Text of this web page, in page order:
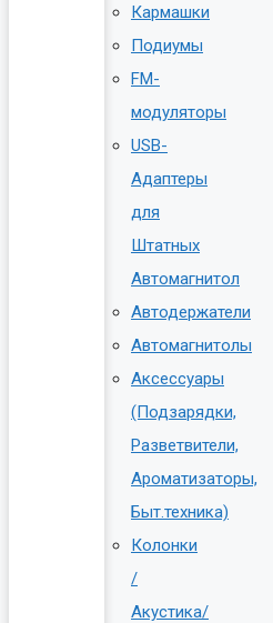
Кармашки
Подиумы
FM-
модуляторы
USB-
Адаптеры
для
Штатных
Автомагнитол
Автодержатели
Автомагнитолы
Аксессуары
(Подзарядки,
Разветвители,
Ароматизаторы,
Быт.техника)
Колонки
/
Акустика/